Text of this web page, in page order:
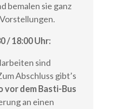
bemalen sie ganz
/ 18:00 Uhr:
sind
Abschluss gibt’s
vor dem Basti-Bus
an einen